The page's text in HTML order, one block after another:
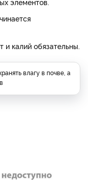
калий обязательны.
влагу в почве, а